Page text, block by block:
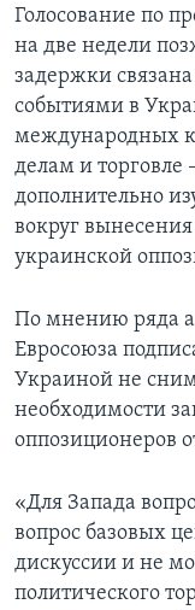
Голосование по
на две недели
задержки
событиями в
международных
делам и
дополнительно
вокруг
украинской
По мнению ряда
Евросоюза
Украиной не
необходимости
оппозиционеров
«Для Запада
вопрос базовых
дискуссии и не
политического